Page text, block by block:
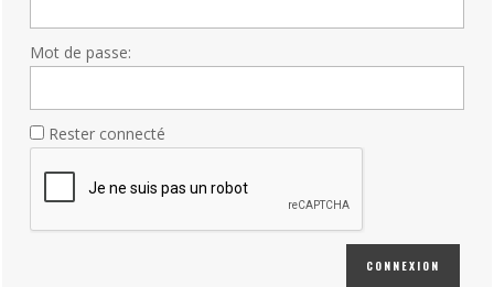
Mot de passe:
Rester connecté
CONNEXION